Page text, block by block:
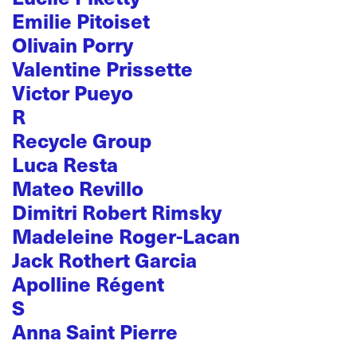
Emilie Pitoiset
Olivain Porry
Valentine Prissette
Victor Pueyo
R
Recycle Group
Luca Resta
Mateo Revillo
Dimitri Robert Rimsky
Madeleine Roger-Lacan
Jack Rothert Garcia
Apolline Régent
S
Anna Saint Pierre